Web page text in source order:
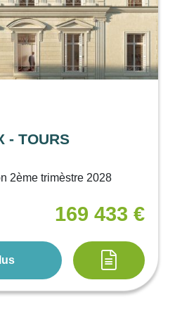
- TOURS
2ème trimèstre 2028
169 433 €